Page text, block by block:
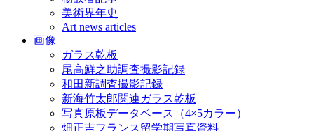
美術界年史
Art news articles
画像
ガラス乾板
尾高鮮之助調査撮影記録
和田新調査撮影記録
新海竹太郎関連ガラス乾板
写真原板データベース（4×5カラー）
畑正吉フランス留学期写真資料